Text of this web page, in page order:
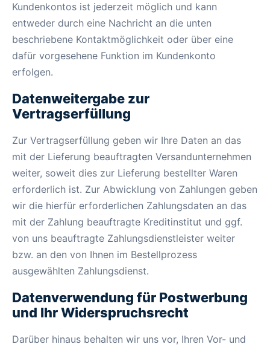
Kundenkontos ist jederzeit möglich und kann
entweder durch eine Nachricht an die unten
beschriebene Kontaktmöglichkeit oder über eine
dafür vorgesehene Funktion im Kundenkonto
erfolgen.
Datenweitergabe zur
Vertragserfüllung
Zur Vertragserfüllung geben wir Ihre Daten an das
mit der Lieferung beauftragten Versandunternehmen
weiter, soweit dies zur Lieferung bestellter Waren
erforderlich ist. Zur Abwicklung von Zahlungen geben
wir die hierfür erforderlichen Zahlungsdaten an das
mit der Zahlung beauftragte Kreditinstitut und ggf.
von uns beauftragte Zahlungsdienstleister weiter
bzw. an den von Ihnen im Bestellprozess
ausgewählten Zahlungsdienst.
Datenverwendung für Postwerbung
und Ihr Widerspruchsrecht
Darüber hinaus behalten wir uns vor, Ihren Vor- und